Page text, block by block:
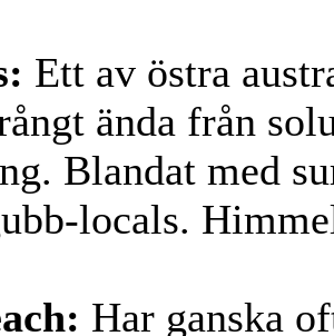
Ett av östra
ända från
Blandat med
locals.
Har ganska